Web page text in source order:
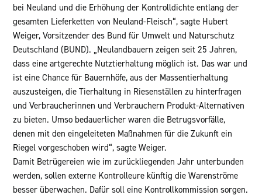
bei Neuland und die Erhöhung der Kontrolldichte entlang der
gesamten Lieferketten von Neuland-Fleisch“, sagte Hubert
Weiger, Vorsitzender des Bund für Umwelt und Naturschutz
Deutschland (BUND). „Neulandbauern zeigen seit 25 Jahren,
dass eine artgerechte Nutztierhaltung möglich ist. Das war und
ist eine Chance für Bauernhöfe, aus der Massentierhaltung
auszusteigen, die Tierhaltung in Riesenställen zu hinterfragen
und Verbraucherinnen und Verbrauchern Produkt-Alternativen
zu bieten. Umso bedauerlicher waren die Betrugsvorfälle,
denen mit den eingeleiteten Maßnahmen für die Zukunft ein
Riegel vorgeschoben wird“, sagte Weiger.
Damit Betrügereien wie im zurückliegenden Jahr unterbunden
werden, sollen externe Kontrolleure künftig die Warenströme
besser überwachen. Dafür soll eine Kontrollkommission sorgen.